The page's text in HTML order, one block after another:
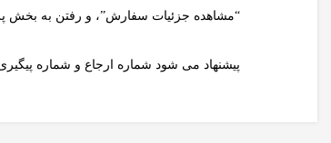
“مشاهده جزئیات سفارش”، و رفتن به بخش
پیشنهاد می شود شماره ارجاع و شماره